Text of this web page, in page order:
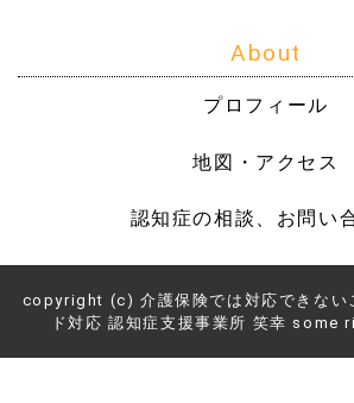
About
プロフィール
地図・アクセス
認知症の相談、お問い
copyright (c) 介護保険では対応できない
ド対応 認知症支援事業所 笑幸